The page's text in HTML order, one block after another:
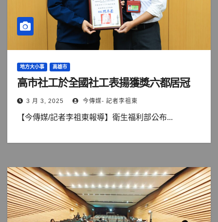
地方大小事 高雄市
高市社工於全國社工表揚獲獎六都居冠
3 月 3, 2025 今傳媒- 記者李祖東
【今傳媒/記者李祖東報導】衛生福利部公布...